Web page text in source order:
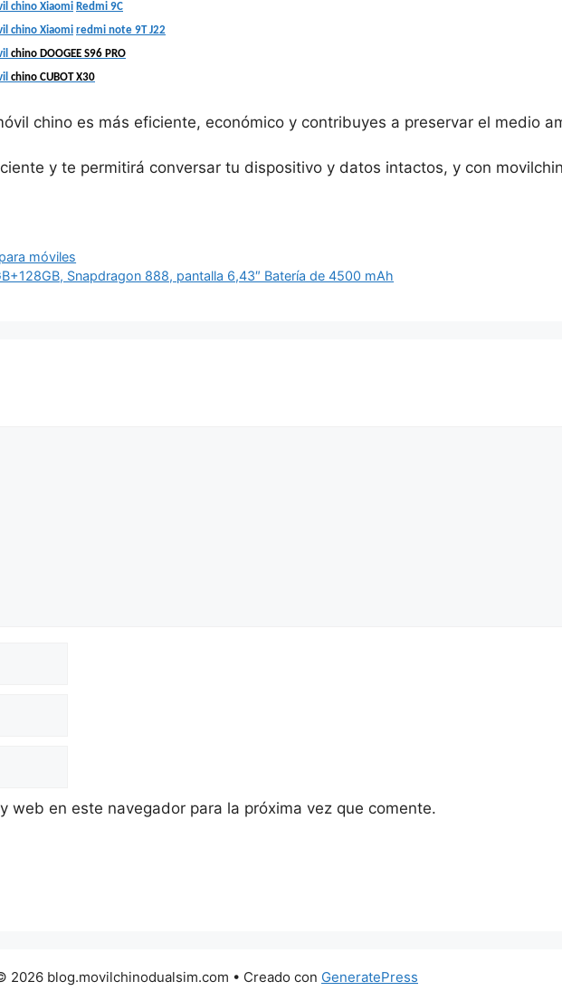
chino Xiaomi Redmi 9C
chino Xiaomi redmi note 9T J22
chino DOOGEE S96 PRO
chino CUBOT X30
chino es más eficiente, económico y contribuyes a preservar el medio
y te permitirá conversar tu dispositivo y datos intactos, y con
móviles
Snapdragon 888, pantalla 6,43″ Batería de 4500 mAh
web en este navegador para la próxima vez que comente.
2026 blog.movilchinodualsim.com • Creado con GeneratePress